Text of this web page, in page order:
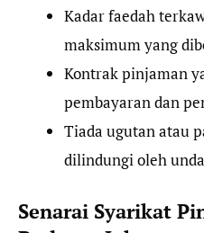
Kadar faedah
maksimum yang
Kontrak pinjaman
pembayaran dan
Tiada ugutan atau
dilindungi oleh
Senarai Syarikat